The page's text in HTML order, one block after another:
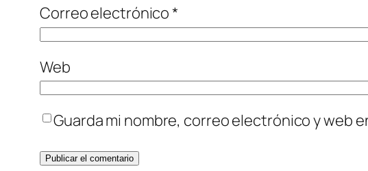
Correo electrónico*
Web
Guarda mi nombre, correo electrónico y web